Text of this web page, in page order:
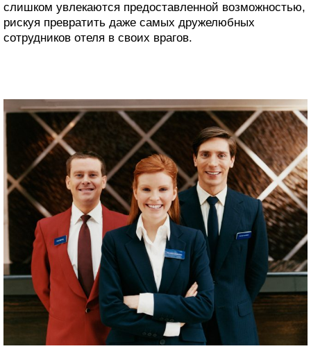
слишком увлекаются предоставленной возможностью,
рискуя превратить даже самых дружелюбных
сотрудников отеля в своих врагов.